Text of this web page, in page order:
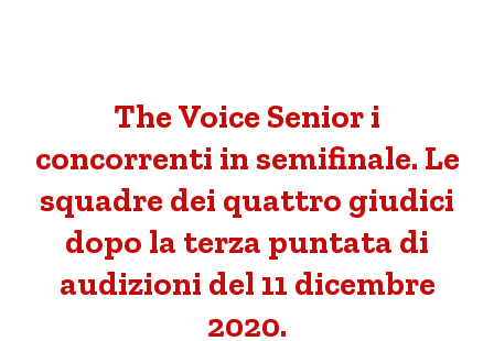
The Voice Senior i
concorrenti in semifinale. Le
squadre dei quattro giudici
dopo la terza puntata di
audizioni del 11 dicembre
2020.